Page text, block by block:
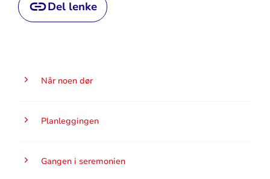
Del lenke
Når noen dør
Planleggingen
Gangen i seremonien